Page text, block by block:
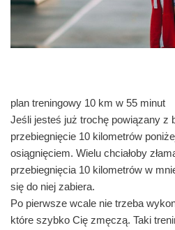
plan treningowy 10 km w 55 minut
Jeśli jesteś już trochę powiązany z
przebiegnięcie 10 kilometrów
osiągnięciem. Wielu chciałoby
przebiegnięcia 10 kilometrów w
się do niej zabiera.
Po pierwsze wcale nie trzeba
które szybko Cię zmęczą. Taki